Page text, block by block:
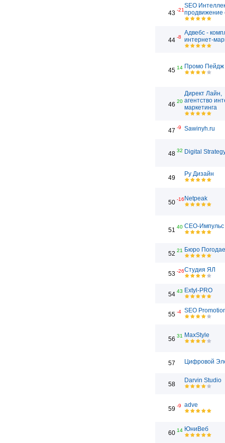
43 -21
SEO
продвижение
44 -8
Адвебс -
интернет-
45 14 Промо Пейдж
46 20
Директ Лайн,
агентство
маркетинга
47 -9 Sawinyh.ru
48 32 Digital
49
Ру Дизайн
50 -16 Netpeak
51 40 СЕО-Импульс
52 21 Бюро
53 -26Студия ЯЛ
54 43 Extyl-PRO
55 -4 SEO
56 31 MaxStyle
57 Цифровой
58
Darvin Studio
59 -9 adve
60 14 ЮниВеб